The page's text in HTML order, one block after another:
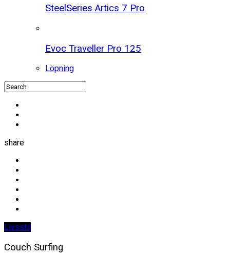
SteelSeries Artics 7 Pro
Evoc Traveller Pro 125
Löpning
share
Livsstil
Couch Surfing